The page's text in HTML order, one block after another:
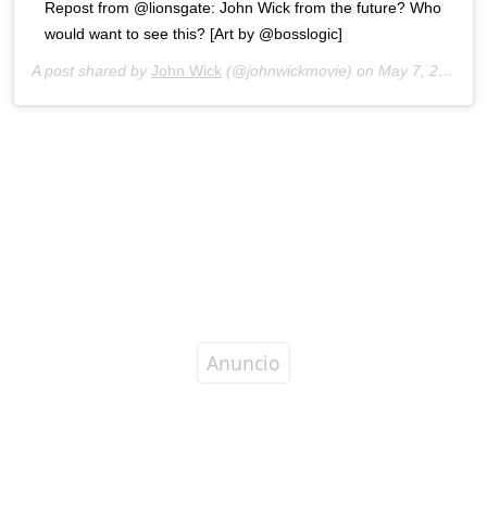
Repost from @lionsgate: John Wick from the future? Who
would want to see this? [Art by @bosslogic]
A post shared by John Wick (@johnwickmovie) on May 7, 2020 at 8:41am PDT